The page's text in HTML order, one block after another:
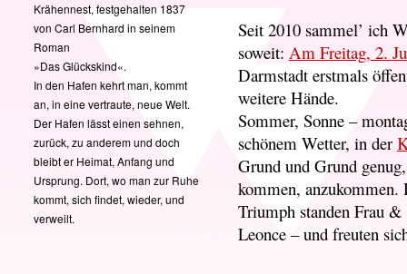
Seit 2010 sammel’ ich
soweit: Am Freitag, 2.
Darmstadt erstmals
weitere Hände.
Sommer, Sonne –
schönem Wetter, in der
Grund und Grund
kommen,
Triumph standen Frau
Leonce – und freuten
Krähennest, festgehalten 1837
von Carl Bernhard in seinem
Roman
»Das Glückskind«.
In den Hafen kehrt man, kommt
an, in eine vertraute, neue Welt.
Der Hafen lässt einen sehnen,
zurück, zu anderem und doch
bleibt er Heimat, Anfang und
Ursprung. Dort, wo man zur Ruhe
kommt, sich findet, wieder, und
verweilt.